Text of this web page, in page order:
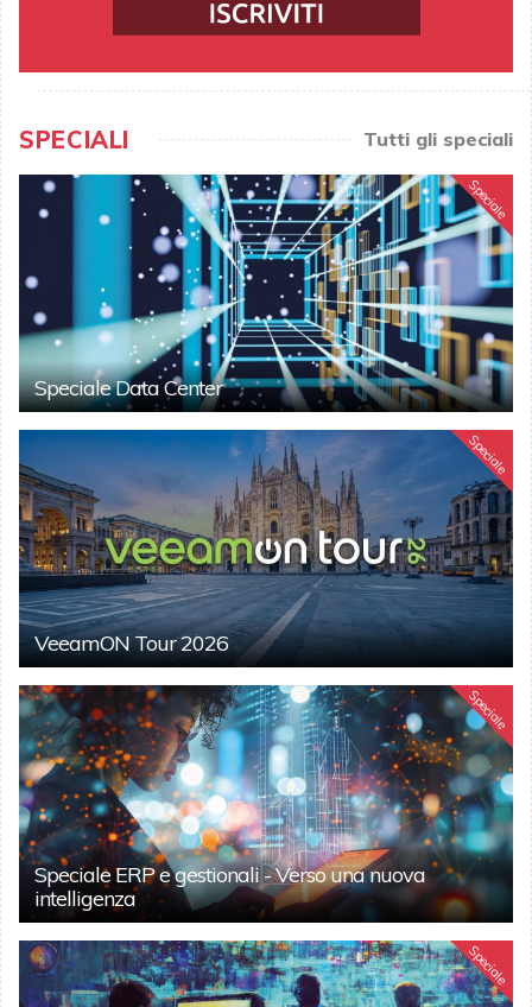
SPECIALI Tutti gli speciali
Speciale
Speciale Data Center
Speciale
VeeamON Tour 2026
Speciale
Speciale ERP e gestionali - Verso una nuova
intelligenza
Speciale